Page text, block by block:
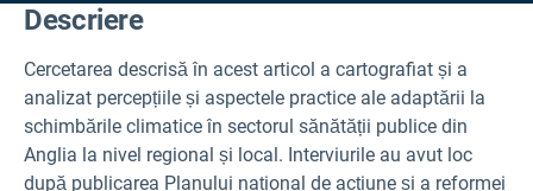
Descriere
Cercetarea descrisă în acest articol a cartografiat și a
analizat percepțiile și aspectele practice ale adaptării la
schimbările climatice în sectorul sănătății publice din
Anglia la nivel regional și local. Interviurile au avut loc
după publicarea Planului național de acțiune și a reformei